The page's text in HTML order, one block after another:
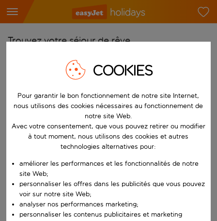
Trouvez votre séjour de rêve
Commencez à taper pour la saisie automatique. Lorsque les
Choisissez votre aéroport
Commencez à taper pour la saisie automatique. Lorsque les
Choisissez votre destination
Vers
Choisissez vos dates
Quand
Qui
Rechercher
COOKIES
Pour garantir le bon fonctionnement de notre site Internet,
nous utilisons des cookies nécessaires au fonctionnement de
notre site Web.
Avec votre consentement, que vous pouvez retirer ou modifier
à tout moment, nous utilisons des cookies et autres
technologies alternatives pour:
améliorer les performances et les fonctionnalités de notre
site Web;
personnaliser les offres dans les publicités que vous pouvez
voir sur notre site Web;
analyser nos performances marketing;
personnaliser les contenus publicitaires et marketing